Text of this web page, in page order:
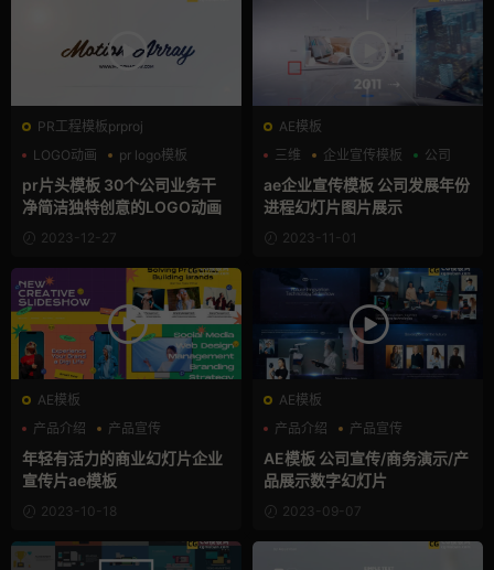
PR工程模板prproj
LOGO动画
pr logo模板
公司
pr片头模板 30个公司业务干
净简洁独特创意的LOGO动画
2023-12-27
AE模板
三维
企业宣传模板 公司
ae企业宣传模板 公司发展年份
进程幻灯片图片展示
2023-11-01
AE模板
产品介绍
产品宣传
产品展示
年轻有活力的商业幻灯片企业
宣传片ae模板
2023-10-18
AE模板
产品介绍
产品宣传
产品展示
AE模板 公司宣传/商务演示/产
品展示数字幻灯片
2023-09-07